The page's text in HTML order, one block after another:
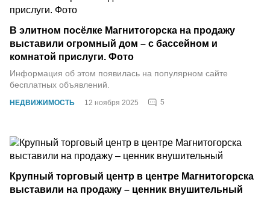
НЕДВИЖИМОСТЬ 12 ноября 2025 5
В элитном посёлке Магнитогорска на продажу
выставили огромный дом – с бассейном и
комнатой прислуги. Фото
Информация об этом появилась на популярном сайте
бесплатных объявлений.
Крупный торговый центр в центре Магнитогорска
выставили на продажу – ценник внушительный